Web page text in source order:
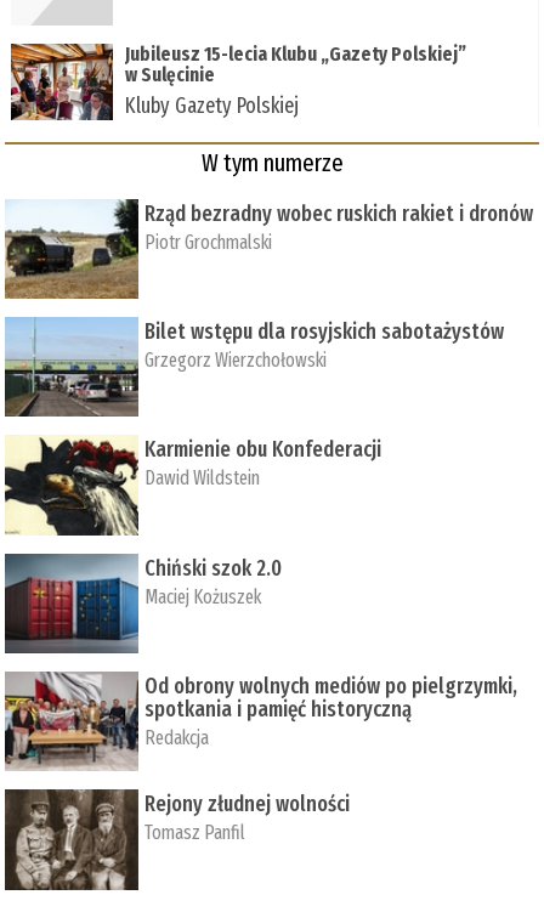
Jubileusz 15-lecia Klubu „Gazety Polskiej”
w Sulęcinie
Kluby Gazety Polskiej
W tym numerze
Rząd bezradny wobec ruskich rakiet i dronów
Piotr Grochmalski
Bilet wstępu dla rosyjskich sabotażystów
Grzegorz Wierzchołowski
Karmienie obu Konfederacji
Dawid Wildstein
Chiński szok 2.0
Maciej Kożuszek
Od obrony wolnych mediów po pielgrzymki,
spotkania i pamięć historyczną
Redakcja
Rejony złudnej wolności
Tomasz Panfil